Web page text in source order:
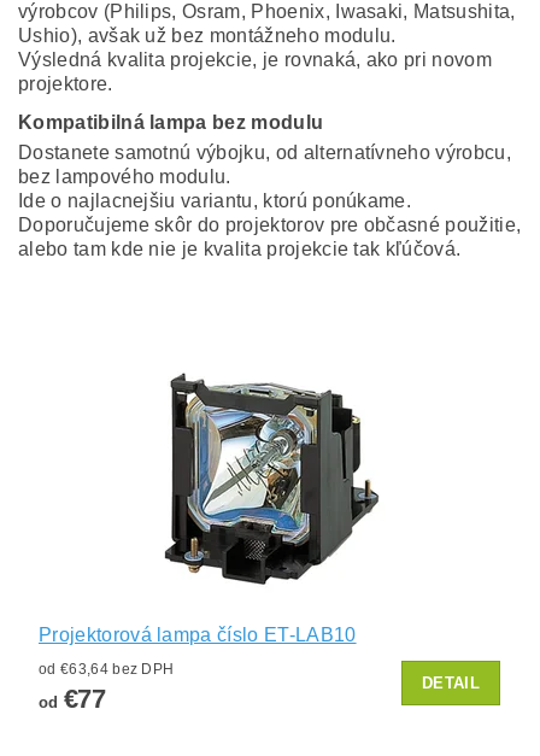
výrobcov (Philips, Osram, Phoenix, Iwasaki, Matsushita,
Ushio), avšak už bez montážneho modulu.
Výsledná kvalita projekcie, je rovnaká, ako pri novom
projektore.
Kompatibilná lampa bez modulu
Dostanete samotnú výbojku, od alternatívneho výrobcu,
bez lampového modulu.
Ide o najlacnejšiu variantu, ktorú ponúkame.
Doporučujeme skôr do projektorov pre občasné použitie,
alebo tam kde nie je kvalita projekcie tak kľúčová.
Projektorová lampa číslo ET-LAB10
od €63,64 bez DPH
od €77
DETAIL